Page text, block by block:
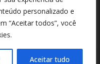
personalizado e
“Aceitar todos”, você
Aceitar tudo